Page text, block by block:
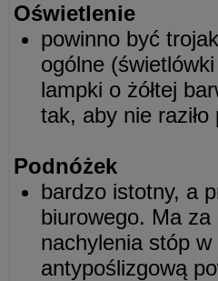
Oświetlenie
powinno być
ogólne
lampki o żółtej
tak, aby nie raziło
Podnóżek
bardzo istotny, a
biurowego. Ma
nachylenia stóp
antypoślizgową